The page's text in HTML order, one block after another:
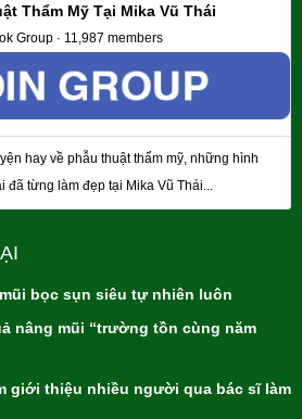
Thẩm Mỹ Tại Mika Vũ Thái
Group · 11,987 members
hay về phẫu thuật thẩm mỹ, những hình
từng làm đẹp tại Mika Vũ Thái...
bọc sụn siêu tự nhiên luôn
nâng mũi “trường tồn cùng năm
giới thiệu nhiều người qua bác sĩ làm